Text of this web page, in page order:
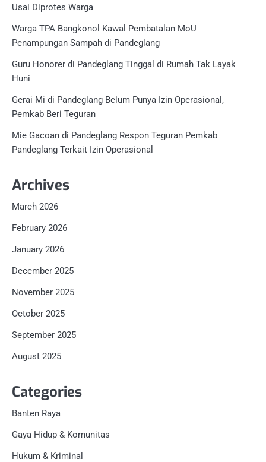
Usai Diprotes Warga
Warga TPA Bangkonol Kawal Pembatalan MoU
Penampungan Sampah di Pandeglang
Guru Honorer di Pandeglang Tinggal di Rumah Tak Layak
Huni
Gerai Mi di Pandeglang Belum Punya Izin Operasional,
Pemkab Beri Teguran
Mie Gacoan di Pandeglang Respon Teguran Pemkab
Pandeglang Terkait Izin Operasional
Archives
March 2026
February 2026
January 2026
December 2025
November 2025
October 2025
September 2025
August 2025
Categories
Banten Raya
Gaya Hidup & Komunitas
Hukum & Kriminal